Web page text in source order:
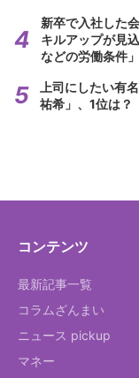
新卒で入社した
キルアップが見
などの労働条件
上司にしたい
祐希」、1位は？
コンテンツ
最新記事一覧
コラムざんまい
ニュース pickup
マネー